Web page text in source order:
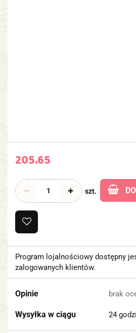
205.65
szt.
Program lojalnościowy dostępny
zalogowanych klientów.
Opinie brak
Wysyłka w ciągu 24